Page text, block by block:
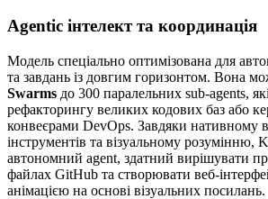
Agentic інтелект та координація
Модель спеціально оптимізована для
та завдань із довгим горизонтом. Вона
Swarms до 300 паралельних sub-agents,
рефакторингу великих кодових баз або
конвеєрами DevOps. Завдяки нативному
інструментів та візуальному
автономний agent, здатний вирішувати
файлах GitHub та створювати веб-
анімацією на основі візуальних посилань.